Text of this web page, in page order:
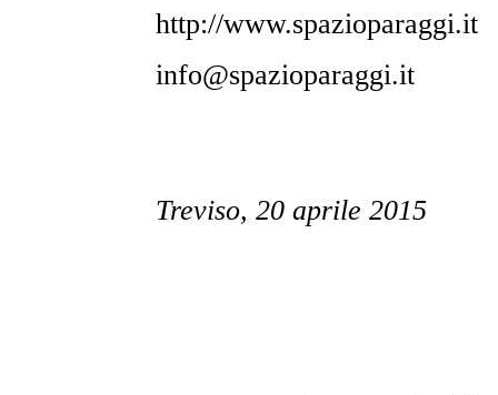
http://www.spazioparaggi.it
info@spazioparaggi.it
Treviso, 20 aprile 2015